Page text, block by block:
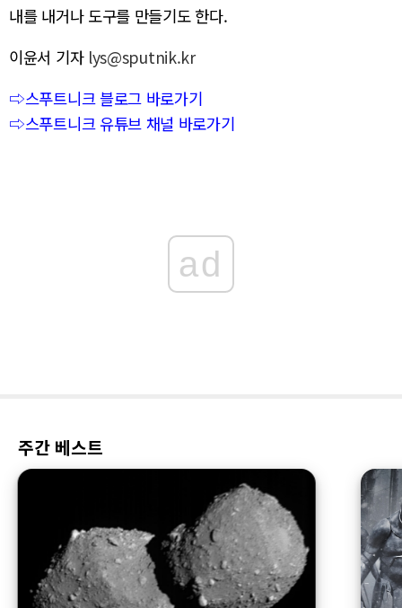
내를 내거나 도구를 만들기도 한다.
이윤서 기자 lys@sputnik.kr
⇨스푸트니크 블로그 바로가기
⇨스푸트니크 유튜브 채널 바로가기
ad
주간 베스트